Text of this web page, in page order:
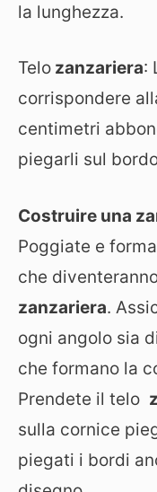
la lunghezza.
Telo zanzariera:
corrispondere
centimetri
piegarli sul
Costruire una
Poggiate e
che
zanzariera.
ogni angolo sia
che formano la
Prendete il telo
sulla cornice
piegati i bordi